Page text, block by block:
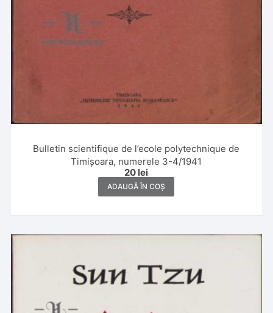
Bulletin scientifique de l’ecole polytechnique de
Timișoara, numerele 3-4/1941
20 lei
ADAUGĂ ÎN COȘ